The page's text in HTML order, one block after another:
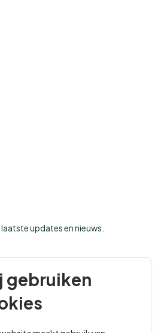
gebruiken
updates en nieuws.